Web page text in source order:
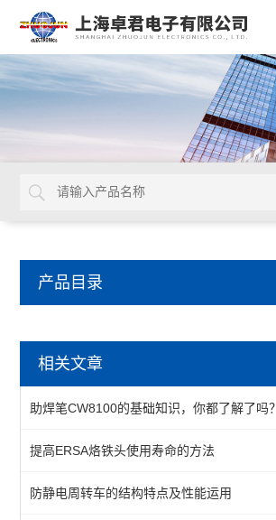
产品目录
表面抵抗计
KANETEC高斯计
SIMCO测试仪
日本三丰千分表
相关文章
助焊笔CW8100的基础知识，你都了解了吗？
提高ERSA烙铁头使用寿命的方法
防静电周转车的结构特点及性能运用